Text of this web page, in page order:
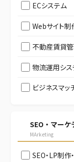
ECシステム
Webサイト制
不動産賃貸
物流運用シス
ビジネスマッ
SEO・マーケ
MArketing
SEO・LP制